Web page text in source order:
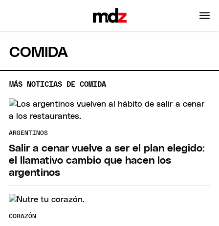
COMIDA
MÁS NOTICIAS DE COMIDA
ARGENTINOS
Salir a cenar vuelve a ser el plan elegido:
el llamativo cambio que hacen los
argentinos
CORAZÓN